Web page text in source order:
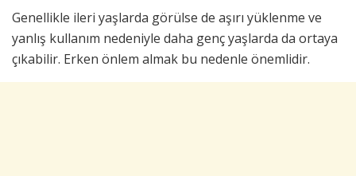
Genellikle ileri yaşlarda görülse de aşırı yüklenme ve
yanlış kullanım nedeniyle daha genç yaşlarda da ortaya
çıkabilir. Erken önlem almak bu nedenle önemlidir.